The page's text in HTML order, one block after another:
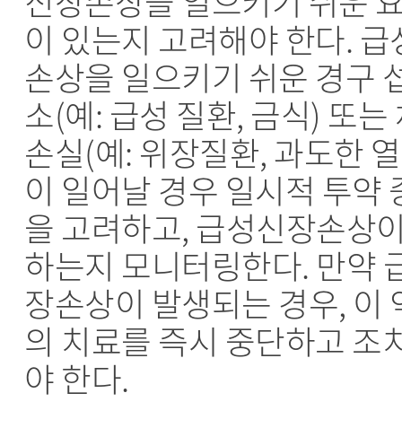
이 있는지 고려해야 한다.
손상을 일으키기 쉬운 경구
소(예: 급성 질환, 금식) 또는
손실(예: 위장질환, 과도한
이 일어날 경우 일시적 투약
을 고려하고, 급성신장손상
하는지 모니터링한다. 만약
장손상이 발생되는 경우, 이
의 치료를 즉시 중단하고 조
야 한다.